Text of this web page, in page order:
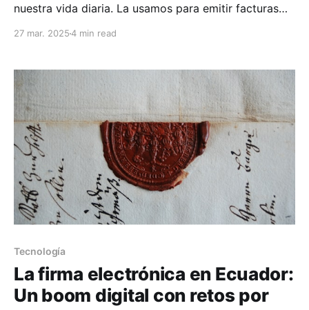
nuestra vida diaria. La usamos para emitir facturas
27 mar. 20254 min read
Tecnología
La firma electrónica en Ecuador:
Un boom digital con retos por